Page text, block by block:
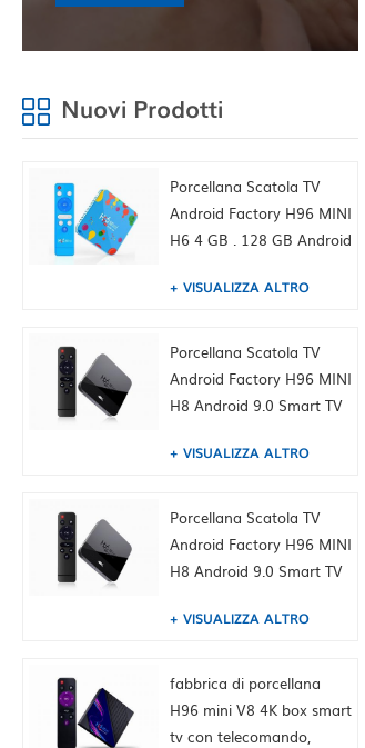
Nuovi Prodotti
Porcellana Scatola TV
Android Factory H96 MINI
H6 4 GB . 128 GB Android
6K H265 .WiFi YouTube
TIKTOK Fabbrica della
Cina HK fornitura
VISUALIZZA ALTRO
Porcellana Scatola TV
Android Factory H96 MINI
H8 Android 9.0 Smart TV
BT4.0, 1 GB + 8 GB, Built-
Cina HK fornitura
VISUALIZZA ALTRO
Porcellana Scatola TV
Android Factory H96 MINI
H8 Android 9.0 Smart TV
BT4.0, 2 GB + 16 GB,
della Cina HK fornitura
VISUALIZZA ALTRO
fabbrica di porcellana
H96 mini V8 4K box smart
tv con telecomando,